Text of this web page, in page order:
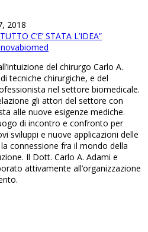
2018
C’E’ STATA L’IDEA”
del chirurgo Carlo A.
tecniche chirurgiche, e del
nel settore biomedicale.
gli attori del settore con
alle nuove esigenze mediche.
di incontro e confronto per
sviluppi e nuove applicazioni delle
connessione fra il mondo della
Il Dott. Carlo A. Adami e
attivamente all’organizzazione